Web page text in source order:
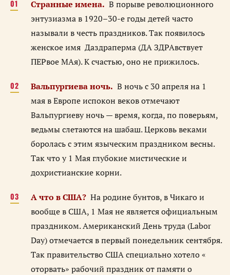
Странные имена. В порыве революционного
энтузиазма в 1920–30-е годы детей часто
называли в честь праздников. Так появилось
женское имя Даздраперма (ДА ЗДРАвствует
ПЕРвое МАя). К счастью, оно не прижилось.
Вальпургиева ночь. В ночь с 30 апреля на 1
мая в Европе испокон веков отмечают
Вальпургиеву ночь — время, когда, по поверьям,
ведьмы слетаются на шабаш. Церковь веками
боролась с этим языческим праздником весны.
Так что у 1 Мая глубокие мистические и
дохристианские корни.
А что в США? На родине бунтов, в Чикаго и
вообще в США, 1 Мая не является официальным
праздником. Американский День труда (Labor
Day) отмечается в первый понедельник сентября.
Так правительство США специально хотело «
оторвать» рабочий праздник от памяти о